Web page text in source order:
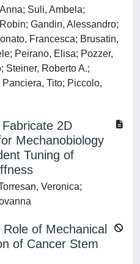
Suli, Ambela;
Gandin, Alessandro;
Francesca; Brusatin,
Peirano, Elisa; Pozzer,
Steiner, Roberto A.;
Tito; Piccolo,
2D
Mechanobiology
Tuning of
Veronica;
of Mechanical
of Cancer Stem